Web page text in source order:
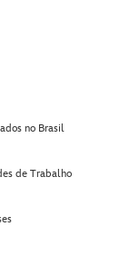
no Brasil
de Trabalho